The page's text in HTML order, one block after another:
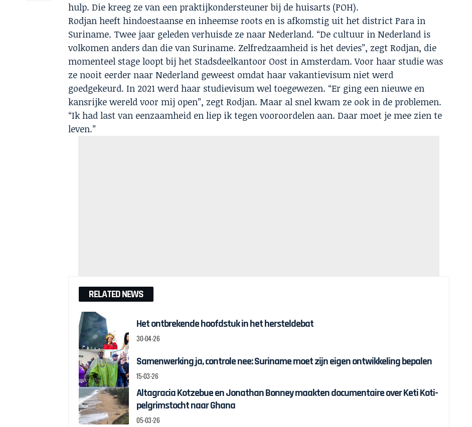
hulp. Die kreeg ze van een praktijkondersteuner bij de huisarts (POH).
Rodjan heeft hindoestaanse en inheemse roots en is afkomstig uit het district Para in
Suriname. Twee jaar geleden verhuisde ze naar Nederland. “De cultuur in Nederland is
volkomen anders dan die van Suriname. Zelfredzaamheid is het devies”, zegt Rodjan, die
momenteel stage loopt bij het Stadsdeelkantoor Oost in Amsterdam. Voor haar studie was
ze nooit eerder naar Nederland geweest omdat haar vakantievisum niet werd
goedgekeurd. In 2021 werd haar studievisum wel toegewezen. “Er ging een nieuwe en
kansrijke wereld voor mij open”, zegt Rodjan. Maar al snel kwam ze ook in de problemen.
“Ik had last van eenzaamheid en liep ik tegen vooroordelen aan. Daar moet je mee zien te
leven.”
RELATED NEWS
Het ontbrekende hoofdstuk in het hersteldebat
30-04-26
Samenwerking ja, controle nee: Suriname moet zijn eigen ontwikkeling bepalen
15-03-26
Altagracia Kotzebue en Jonathan Bonney maakten documentaire over Keti Koti-
pelgrimstocht naar Ghana
05-03-26